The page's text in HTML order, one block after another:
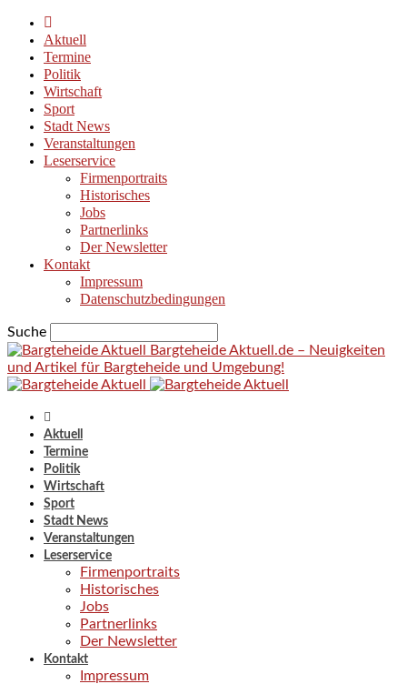
Aktuell
Termine
Politik
Wirtschaft
Sport
Stadt News
Veranstaltungen
Leserservice
Firmenportraits
Historisches
Jobs
Partnerlinks
Der Newsletter
Kontakt
Impressum
Datenschutzbedingungen
Suche
Bargteheide Aktuell.de – Neuigkeiten
und Artikel für Bargteheide und Umgebung!
Aktuell
Termine
Politik
Wirtschaft
Sport
Stadt News
Veranstaltungen
Leserservice
Firmenportraits
Historisches
Jobs
Partnerlinks
Der Newsletter
Kontakt
Impressum